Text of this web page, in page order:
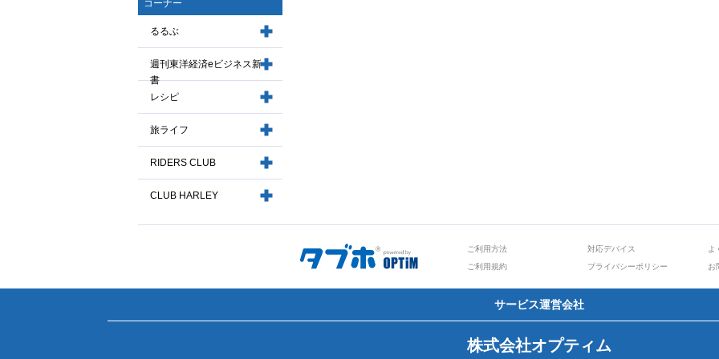
コーナー
るるぶ
週刊東洋経済eビジネス新
書
レシピ
旅ライフ
RIDERS CLUB
CLUB HARLEY
ご利用方法 対応デバイス
よ
ご利用規約
プライバシーポリシー お
サービス運営会社
株式会社オプティム